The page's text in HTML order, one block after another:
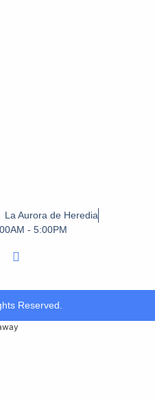
La Aurora de Heredia
- 5:00PM
Reserved.